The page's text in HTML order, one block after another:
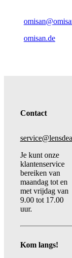
omisan.de
Contact
Je kunt onze
klantenservice
bereiken van
maandag tot en
met vrijdag van
9.00 tot 17.00
uur.
Kom langs!